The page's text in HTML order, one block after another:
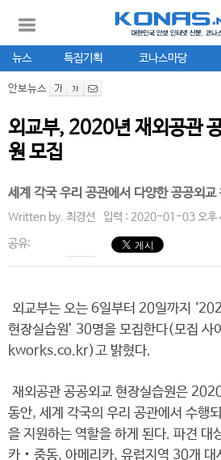
뉴스 특집기획 코나스마당
안보뉴스
외교부, 2020년 재외공관
원 모집
세계 각국 우리 공관에서 다양한 공공외교
Written by. 최경선 입력 : 2020-01-03 오후
공유:
외교부는 오는 6일부터 20일까지
현장실습원’ 30명을 모집한다(모집
kworks.co.kr)고 밝혔다.
재외공관 공공외교 현장실습원은
동안, 세계 각국의 우리 공관에서 수행
을 지원하는 역할을 하게 된다. 파견 대
카‧중동, 아메리카, 유럽지역 30개 대